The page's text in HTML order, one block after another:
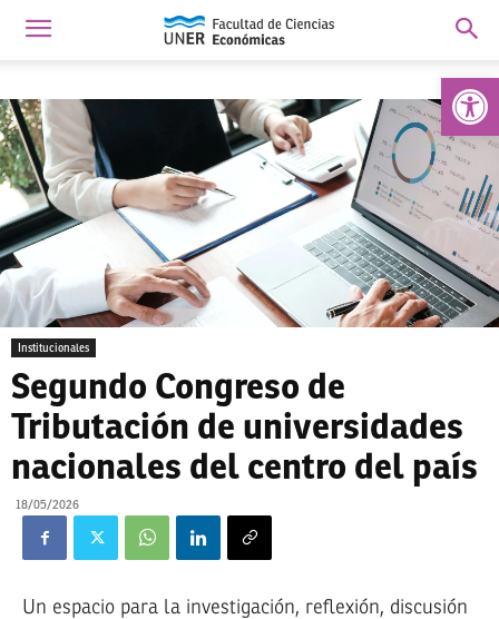
Abrir
Institucionales
Segundo Congreso de
Tributación de universidades
nacionales del centro del país
18/05/2026
Un espacio para la investigación, reflexión, discusión